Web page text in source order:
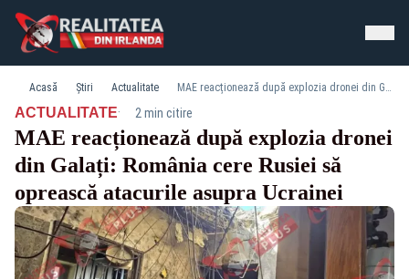
Acasă Știri Actualitate MAE reacționează după explozia dronei din Galați: România cere Rusiei să oprească atacurile asupra Ucrainei
ACTUALITATE· 2 min citire
MAE reacționează după explozia dronei
din Galați: România cere Rusiei să
oprească atacurile asupra Ucrainei